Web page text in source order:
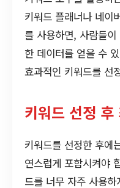
키워드 플래너나 네이
를 사용하면, 사람들
한 데이터를 얻을 수
효과적인 키워드를 선
키워드 선정 후
키워드를 선정한 후에
연스럽게 포함시켜야
드를 너무 자주 사용